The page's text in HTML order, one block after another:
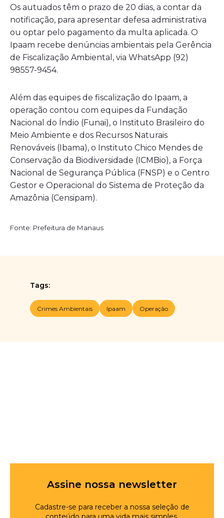
Os autuados têm o prazo de 20 dias, a contar da
notificação, para apresentar defesa administrativa
ou optar pelo pagamento da multa aplicada. O
Ipaam recebe denúncias ambientais pela Gerência
de Fiscalização Ambiental, via WhatsApp (92)
98557-9454.
Além das equipes de fiscalização do Ipaam, a
operação contou com equipes da Fundação
Nacional do Índio (Funai), o Instituto Brasileiro do
Meio Ambiente e dos Recursos Naturais
Renováveis (Ibama), o Instituto Chico Mendes de
Conservação da Biodiversidade (ICMBio), a Força
Nacional de Segurança Pública (FNSP) e o Centro
Gestor e Operacional do Sistema de Proteção da
Amazônia (Censipam).
Fonte: Prefeitura de Manaus
Tags:
Crimes Ambientais Ipaam Operação
Assine nossa newsletter
Cadastre-se para receber a nossa seleção de